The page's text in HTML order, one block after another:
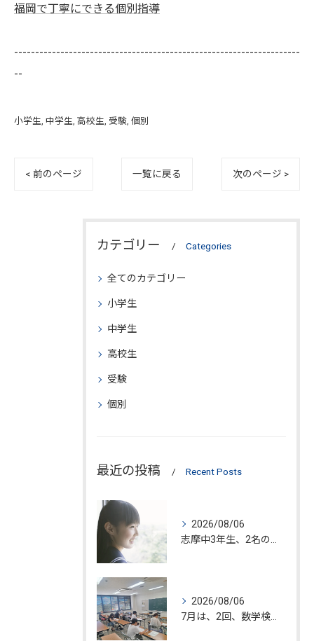
福岡で丁寧にできる個別指導
--------------------------------------------------------------------
--
小学生 中学生 高校生 受験 個別
< 前のページ 一覧に戻る 次のページ >
カテゴリー Categories
全てのカテゴリー
小学生
中学生
高校生
受験
個別
最近の投稿 Recent Posts
2026/08/06
2026/08/06